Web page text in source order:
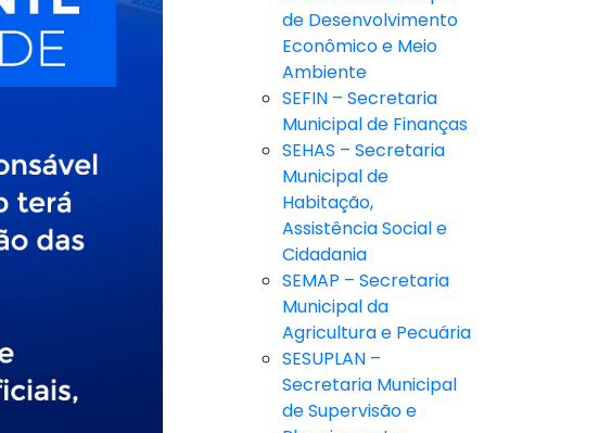
de Desenvolvimento
Econômico e Meio
Ambiente
SEFIN – Secretaria
Municipal de Finanças
SEHAS – Secretaria
Municipal de
Habitação,
Assistência Social e
Cidadania
SEMAP – Secretaria
Municipal da
Agricultura e Pecuária
SESUPLAN –
Secretaria Municipal
de Supervisão e